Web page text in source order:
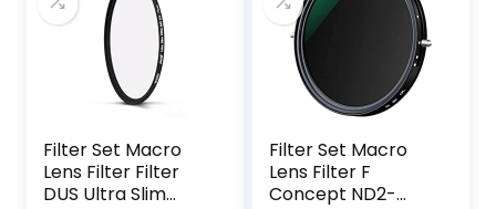
Filter Set Macro
Lens Filter Filter
DUS Ultra Slim
Filter Set Macro
Lens Filter F
Concept ND2-